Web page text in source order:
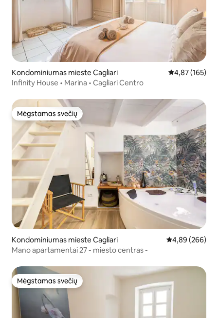
Kondominiumas mieste Cagliari Vidutinis
4,87 (165)
Infinity House • Marina • Cagliari Centro
Mėgstamas svečių
Mėgstamas svečių
Kondominiumas mieste Cagliari Vidutinis
4,89 (266)
Mano apartamentai 27 - miesto centras -
Mėgstamas svečių
Mėgstamas svečių